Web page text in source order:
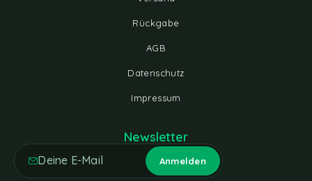
Rückgabe
AGB
Datenschutz
Impressum
Newsletter